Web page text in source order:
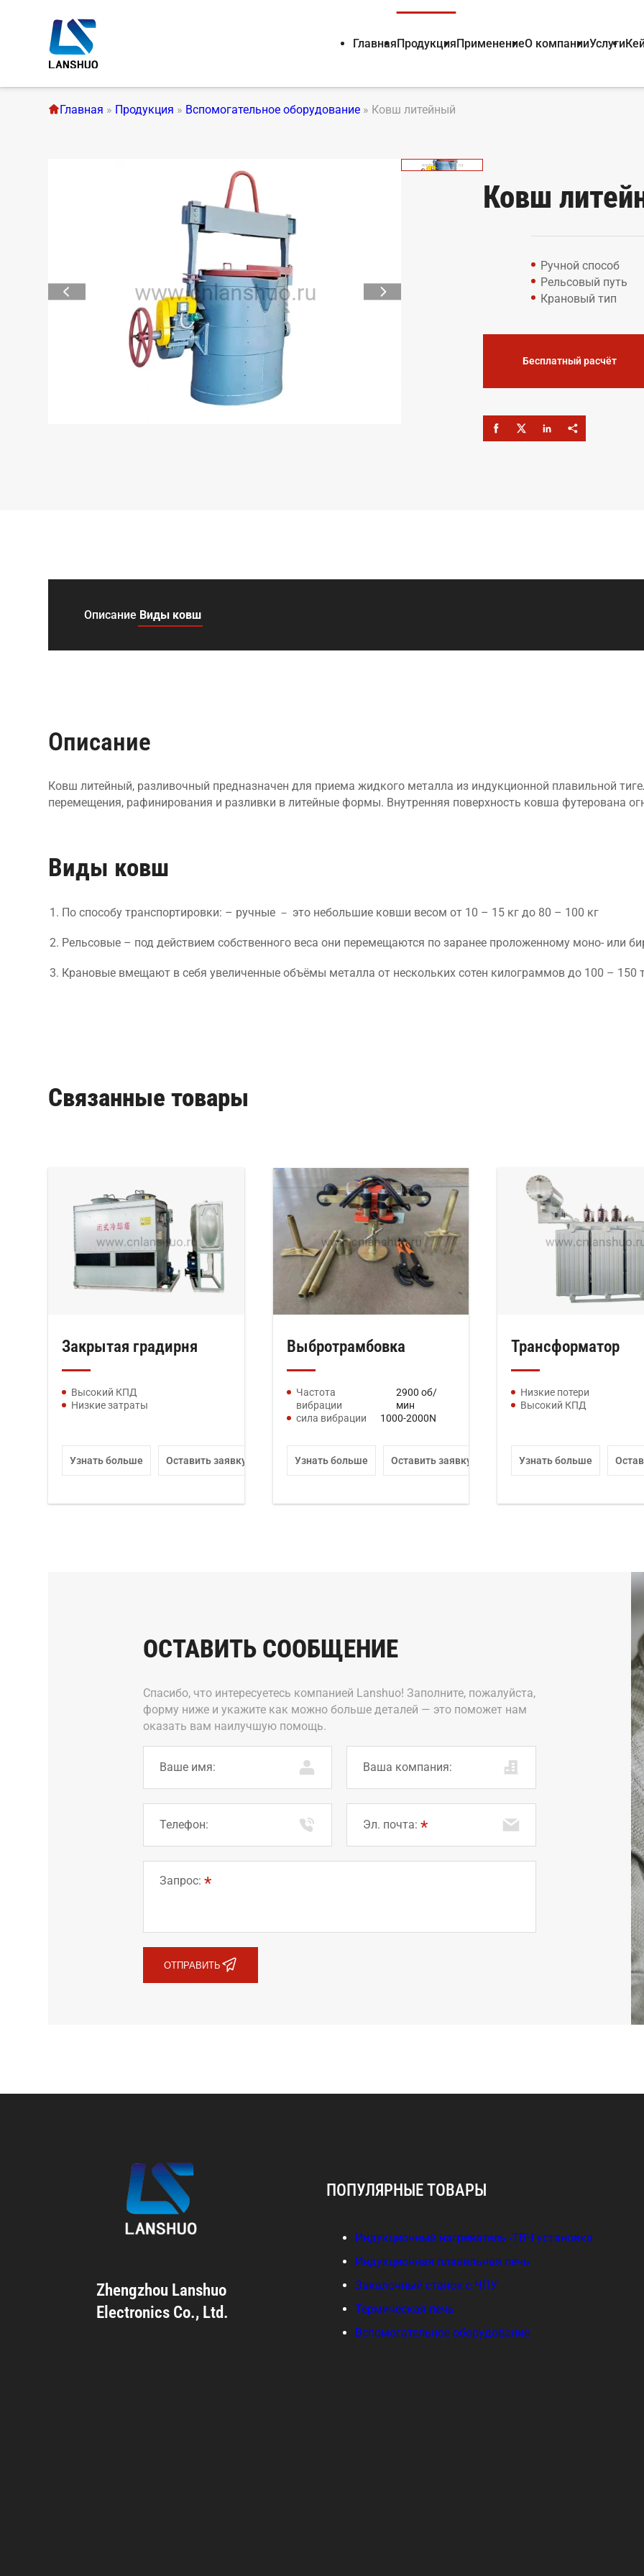
ГлавнаяПродукцияПрименениеО компанииУслуги
Главная » Продукция » Вспомогательное оборудование» Ковш литейный
Ковш
Ручной способ
Рельсовый путь
Крановый тип
Бесплатный расчёт
Описание Виды ковш
Описание
Ковш литейный, разливочный предназначен для приема жидкого металла из индукционной плавильной
перемещения, рафинирования и разливки в литейные формы. Внутренняя поверхность ковша футерована
Виды ковш
По способу транспортировки: – ручные － это небольшие ковши весом от 10 – 15 кг до 80 – 100 кг
Рельсовые – под действием собственного веса они перемещаются по заранее проложенному моно- или
Крановые вмещают в себя увеличенные объёмы металла от нескольких сотен килограммов до 100 – 150
Связанные товары
Закрытая градирня
Высокий КПД
Низкие затраты
Узнать больше Оставить заявку
Выбротрамбовка
Частота
вибрации
2900 об/
мин
сила вибрации
1000-2000N
Узнать больше Оставить заявку
Трансформатор
Низкие потери
Высокий КПД
Узнать больше
ОСТАВИТЬ СООБЩЕНИЕ
Спасибо, что интересуетесь компанией Lanshuo! Заполните, пожалуйста,
форму ниже и укажите как можно больше деталей — это поможет нам
оказать вам наилучшую помощь.
Ваше имя: Ваша компания:
Телефон: Эл. почта:
Запрос:
ОТПРАВИТЬ
Zhengzhou Lanshuo
Electronics Co., Ltd.
ПОПУЛЯРНЫЕ ТОВАРЫ
Индукционный нагреватель -ТВЧ установка
Индукционная плавильная печь
Закалочный станок с ЧПУ
Термическая печь
Вспомогательное оборудование